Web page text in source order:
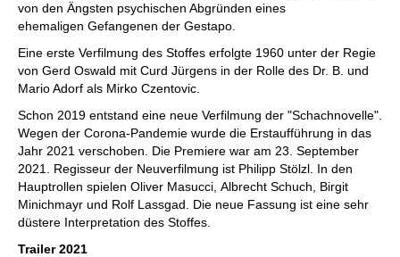
von den Ängsten psychischen Abgründen eines
ehemaligen Gefangenen der Gestapo.
Eine erste Verfilmung des Stoffes erfolgte 1960 unter der Regie
von Gerd Oswald mit Curd Jürgens in der Rolle des Dr. B. und
Mario Adorf als Mirko Czentovic.
Schon 2019 entstand eine neue Verfilmung der "Schachnovelle".
Wegen der Corona-Pandemie wurde die Erstaufführung in das
Jahr 2021 verschoben. Die Premiere war am 23. September
2021. Regisseur der Neuverfilmung ist Philipp Stölzl. In den
Hauptrollen spielen Oliver Masucci, Albrecht Schuch, Birgit
Minichmayr und Rolf Lassgad. Die neue Fassung ist eine sehr
düstere Interpretation des Stoffes.
Trailer 2021